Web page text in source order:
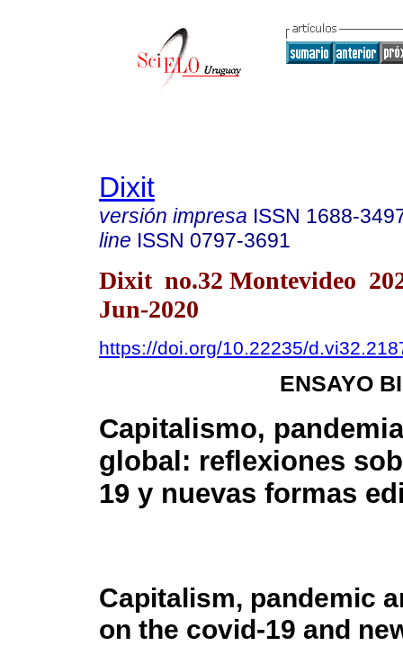
Dixit
versión impresa ISSN 1688-
line ISSN 0797-3691
Dixit no.32 Montevideo
Jun-2020
https://doi.org/10.22235/
ENSAYO
Capitalismo,
global: reflexiones
19 y nuevas formas
Capitalism, pandemic
on the covid-19 and